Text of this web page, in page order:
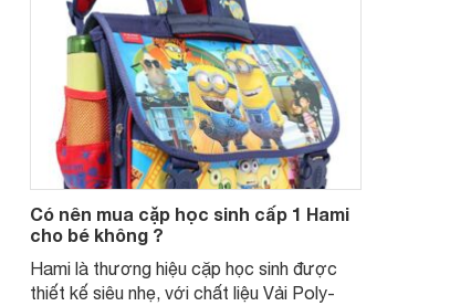
Có nên mua cặp học sinh cấp 1 Hami
cho bé không ?
Hami là thương hiệu cặp học sinh được
thiết kế siêu nhẹ, với chất liệu Vải Poly-